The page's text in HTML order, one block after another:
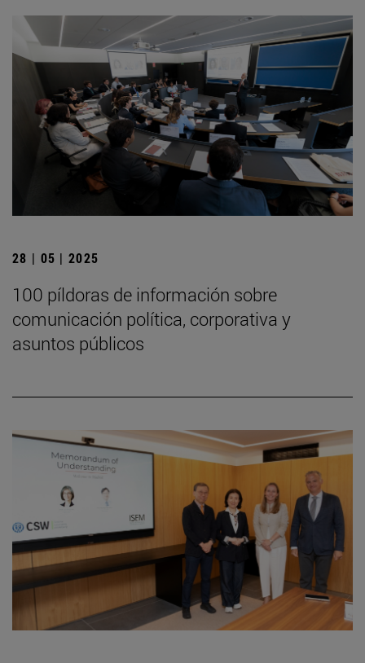
28 | 05 | 2025
100 píldoras de información sobre
comunicación política, corporativa y
asuntos públicos